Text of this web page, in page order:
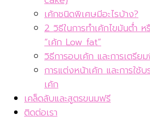
เค้กชนิดพิเศษมีอะไรบ้าง?
2 วิธีในการทำเค้กไขมันต่ำ
“เค้ก Low fat”
วิธีการอบเค้ก และการเตรี
การแต่งหน้าเค้ก และการใช้
เค้ก
เคล็ดลับและสูตรขนมฟรี
ติดต่อเรา